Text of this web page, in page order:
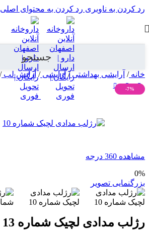
رد کردن به ناوبری رد کردن به محتوای اصلی
جستجو
خانه / آرایشی بهداشتی/ آرایشی / آرایش لب /
-7%
مشاهده 360 درجه
0%
بزرگنمایی تصویر
رژلب مدادی لچیک شماره 13